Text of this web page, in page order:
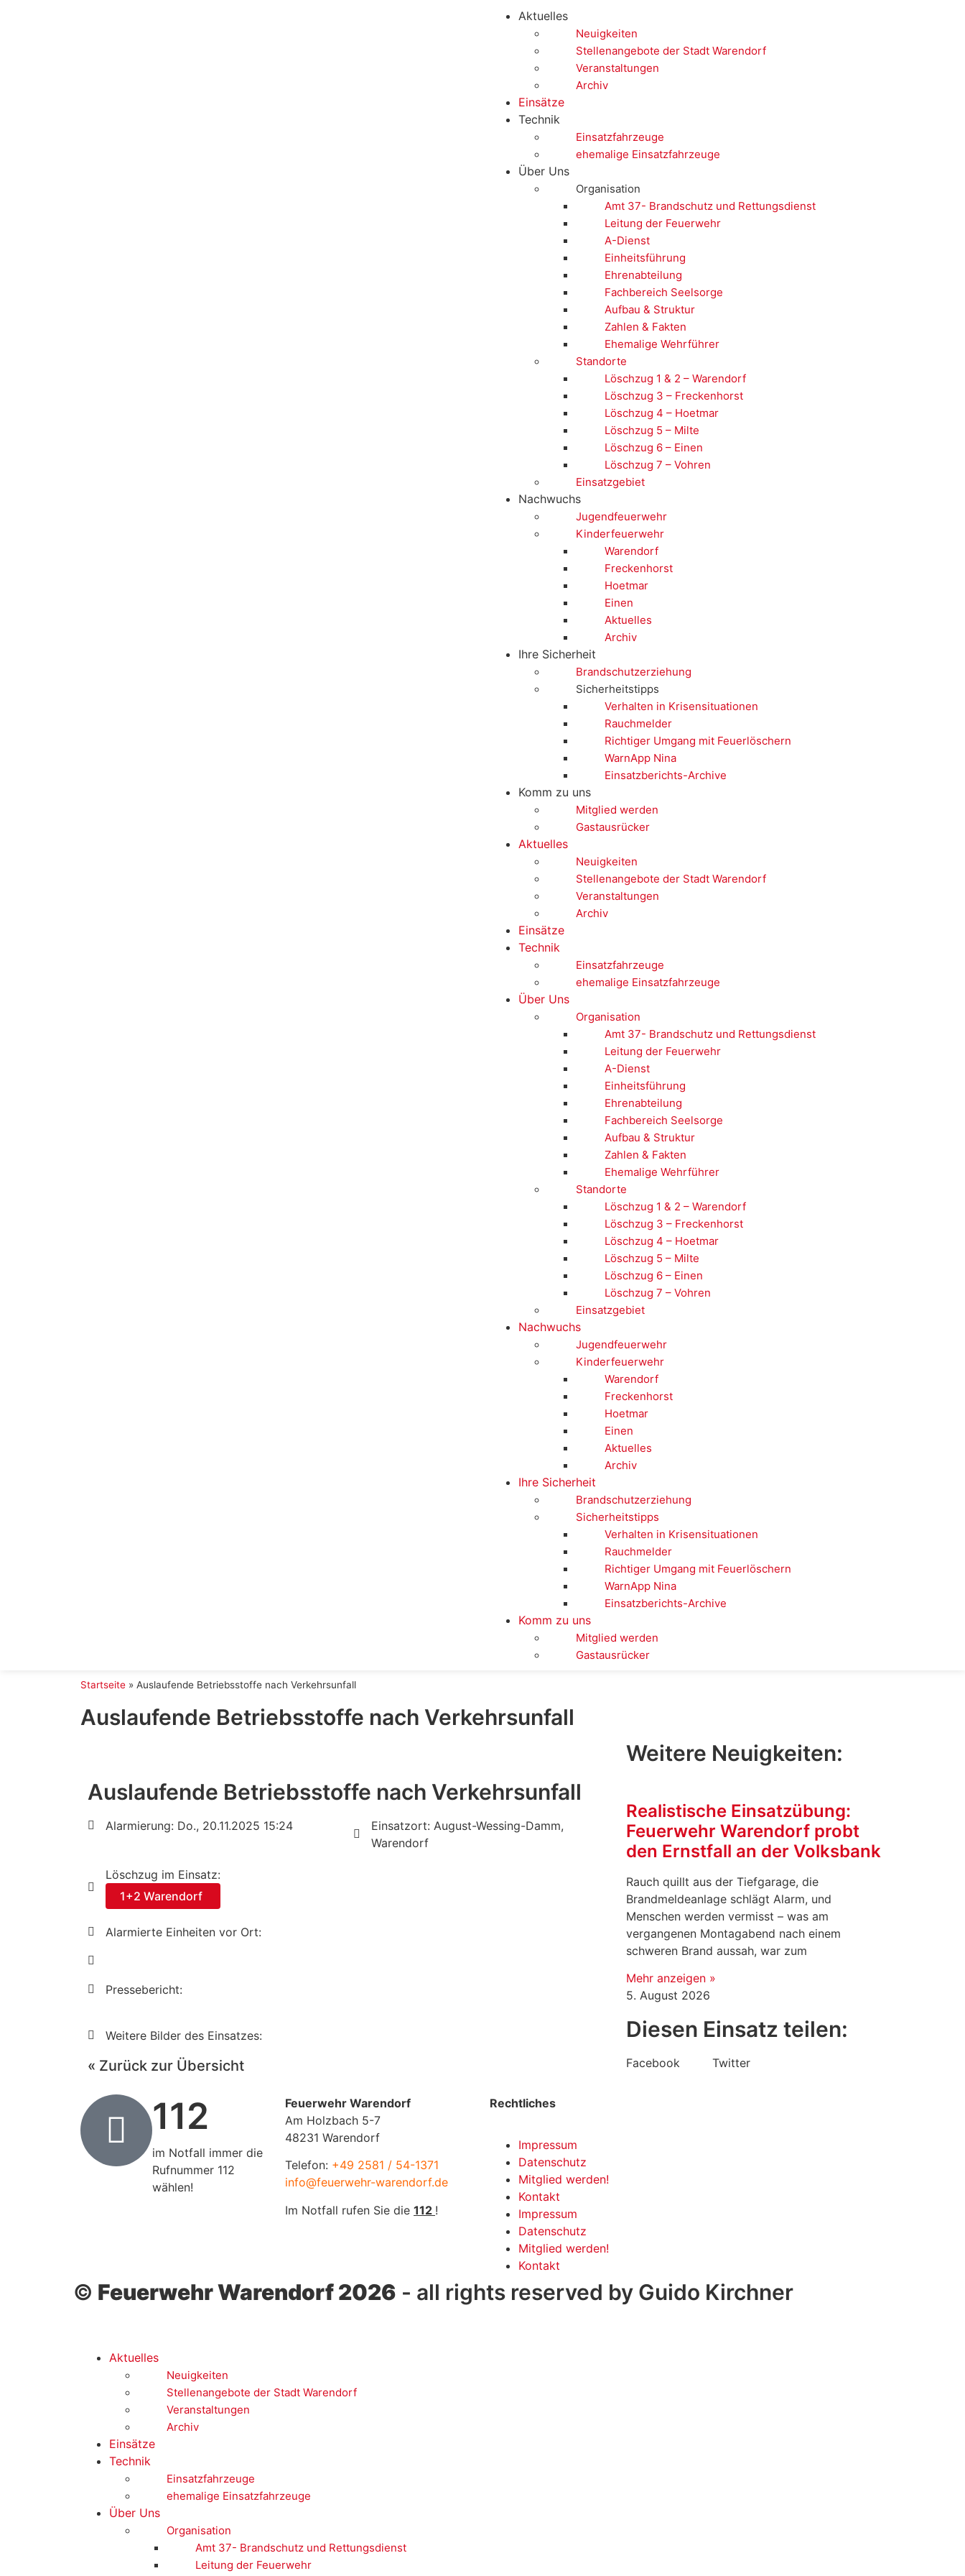
Aktuelles
Neuigkeiten
Stellenangebote der Stadt Warendorf
Veranstaltungen
Archiv
Einsätze
Technik
Einsatzfahrzeuge
ehemalige Einsatzfahrzeuge
Über Uns
Organisation
Amt 37- Brandschutz und Rettungsdienst
Leitung der Feuerwehr
A-Dienst
Einheitsführung
Ehrenabteilung
Fachbereich Seelsorge
Aufbau & Struktur
Zahlen & Fakten
Ehemalige Wehrführer
Standorte
Löschzug 1 & 2 – Warendorf
Löschzug 3 – Freckenhorst
Löschzug 4 – Hoetmar
Löschzug 5 – Milte
Löschzug 6 – Einen
Löschzug 7 – Vohren
Einsatzgebiet
Nachwuchs
Jugendfeuerwehr
Kinderfeuerwehr
Warendorf
Freckenhorst
Hoetmar
Einen
Aktuelles
Archiv
Ihre Sicherheit
Brandschutzerziehung
Sicherheitstipps
Verhalten in Krisensituationen
Rauchmelder
Richtiger Umgang mit Feuerlöschern
WarnApp Nina
Einsatzberichts-Archive
Komm zu uns
Mitglied werden
Gastausrücker
Aktuelles
Neuigkeiten
Stellenangebote der Stadt Warendorf
Veranstaltungen
Archiv
Einsätze
Technik
Einsatzfahrzeuge
ehemalige Einsatzfahrzeuge
Über Uns
Organisation
Amt 37- Brandschutz und Rettungsdienst
Leitung der Feuerwehr
A-Dienst
Einheitsführung
Ehrenabteilung
Fachbereich Seelsorge
Aufbau & Struktur
Zahlen & Fakten
Ehemalige Wehrführer
Standorte
Löschzug 1 & 2 – Warendorf
Löschzug 3 – Freckenhorst
Löschzug 4 – Hoetmar
Löschzug 5 – Milte
Löschzug 6 – Einen
Löschzug 7 – Vohren
Einsatzgebiet
Nachwuchs
Jugendfeuerwehr
Kinderfeuerwehr
Warendorf
Freckenhorst
Hoetmar
Einen
Aktuelles
Archiv
Ihre Sicherheit
Brandschutzerziehung
Sicherheitstipps
Verhalten in Krisensituationen
Rauchmelder
Richtiger Umgang mit Feuerlöschern
WarnApp Nina
Einsatzberichts-Archive
Komm zu uns
Mitglied werden
Gastausrücker
Startseite » Auslaufende Betriebsstoffe nach Verkehrsunfall
Auslaufende Betriebsstoffe nach Verkehrsunfall
Auslaufende Betriebsstoffe nach Verkehrsunfall
Alarmierung: Do., 20.11.2025 15:24
Einsatzort: August-Wessing-Damm,
Warendorf
Löschzug im Einsatz:
1+2 Warendorf
Alarmierte Einheiten vor Ort:
Pressebericht:
Weitere Bilder des Einsatzes:
« Zurück zur Übersicht
Weitere Neuigkeiten:
Realistische Einsatzübung:
Feuerwehr Warendorf probt
den Ernstfall an der Volksbank
Rauch quillt aus der Tiefgarage, die
Brandmeldeanlage schlägt Alarm, und
Menschen werden vermisst – was am
vergangenen Montagabend nach einem
schweren Brand aussah, war zum
Mehr anzeigen »
5. August 2026
Diesen Einsatz teilen:
Facebook Twitter
112
im Notfall immer die
Rufnummer 112
wählen!
Feuerwehr Warendorf
Am Holzbach 5-7
48231 Warendorf
Telefon: +49 2581 / 54-1371
info@feuerwehr-warendorf.de
Im Notfall rufen Sie die 112 !
Rechtliches
Impressum
Datenschutz
Mitglied werden!
Kontakt
Impressum
Datenschutz
Mitglied werden!
Kontakt
© Feuerwehr Warendorf 2026 - all rights reserved by Guido Kirchner
Aktuelles
Neuigkeiten
Stellenangebote der Stadt Warendorf
Veranstaltungen
Archiv
Einsätze
Technik
Einsatzfahrzeuge
ehemalige Einsatzfahrzeuge
Über Uns
Organisation
Amt 37- Brandschutz und Rettungsdienst
Leitung der Feuerwehr